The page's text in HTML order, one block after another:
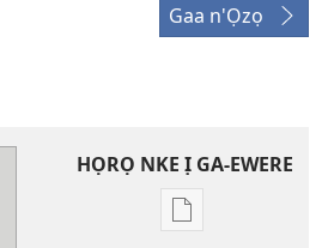
Gaa n'Ọzọ
HỌRỌ NKE Ị GA-EWERE
Họrọ